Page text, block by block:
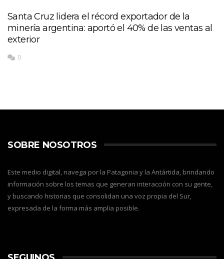
Santa Cruz lidera el récord exportador de la
minería argentina: aportó el 40% de las ventas al
exterior
0
SOBRE NOSOTROS
Este medio digital, navega por la Patagonia y la Antártida, brindando
información sobre los temas que generan interacción con su gente,
y buscando historias que consolidan una voz propia del Sur,
expresada de la forma más amplia posible.